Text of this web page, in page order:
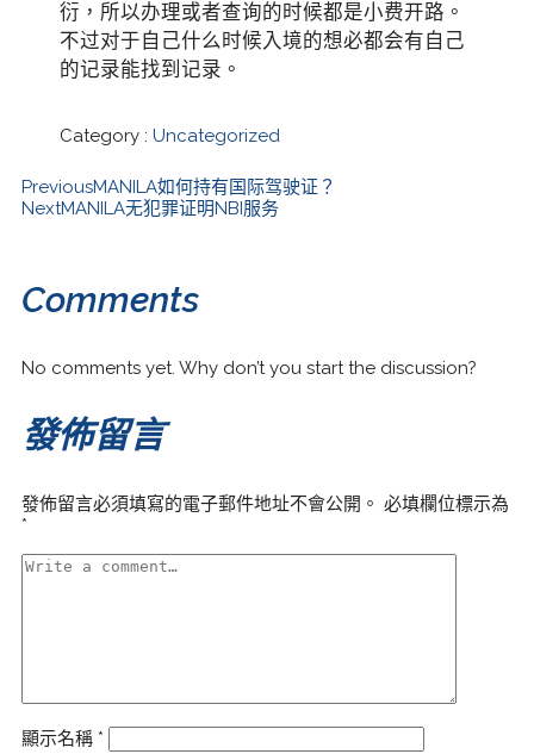
衍，所以办理或者查询的时候都是小费开路。
不过对于自己什么时候入境的想必都会有自己
的记录能找到记录。
Category : Uncategorized
PreviousMANILA如何持有国际驾驶证？
NextMANILA无犯罪证明NBI服务
Comments
No comments yet. Why don’t you start the discussion?
發佈留言
發佈留言必須填寫的電子郵件地址不會公開。 必填欄位標示為
*
顯示名稱 *